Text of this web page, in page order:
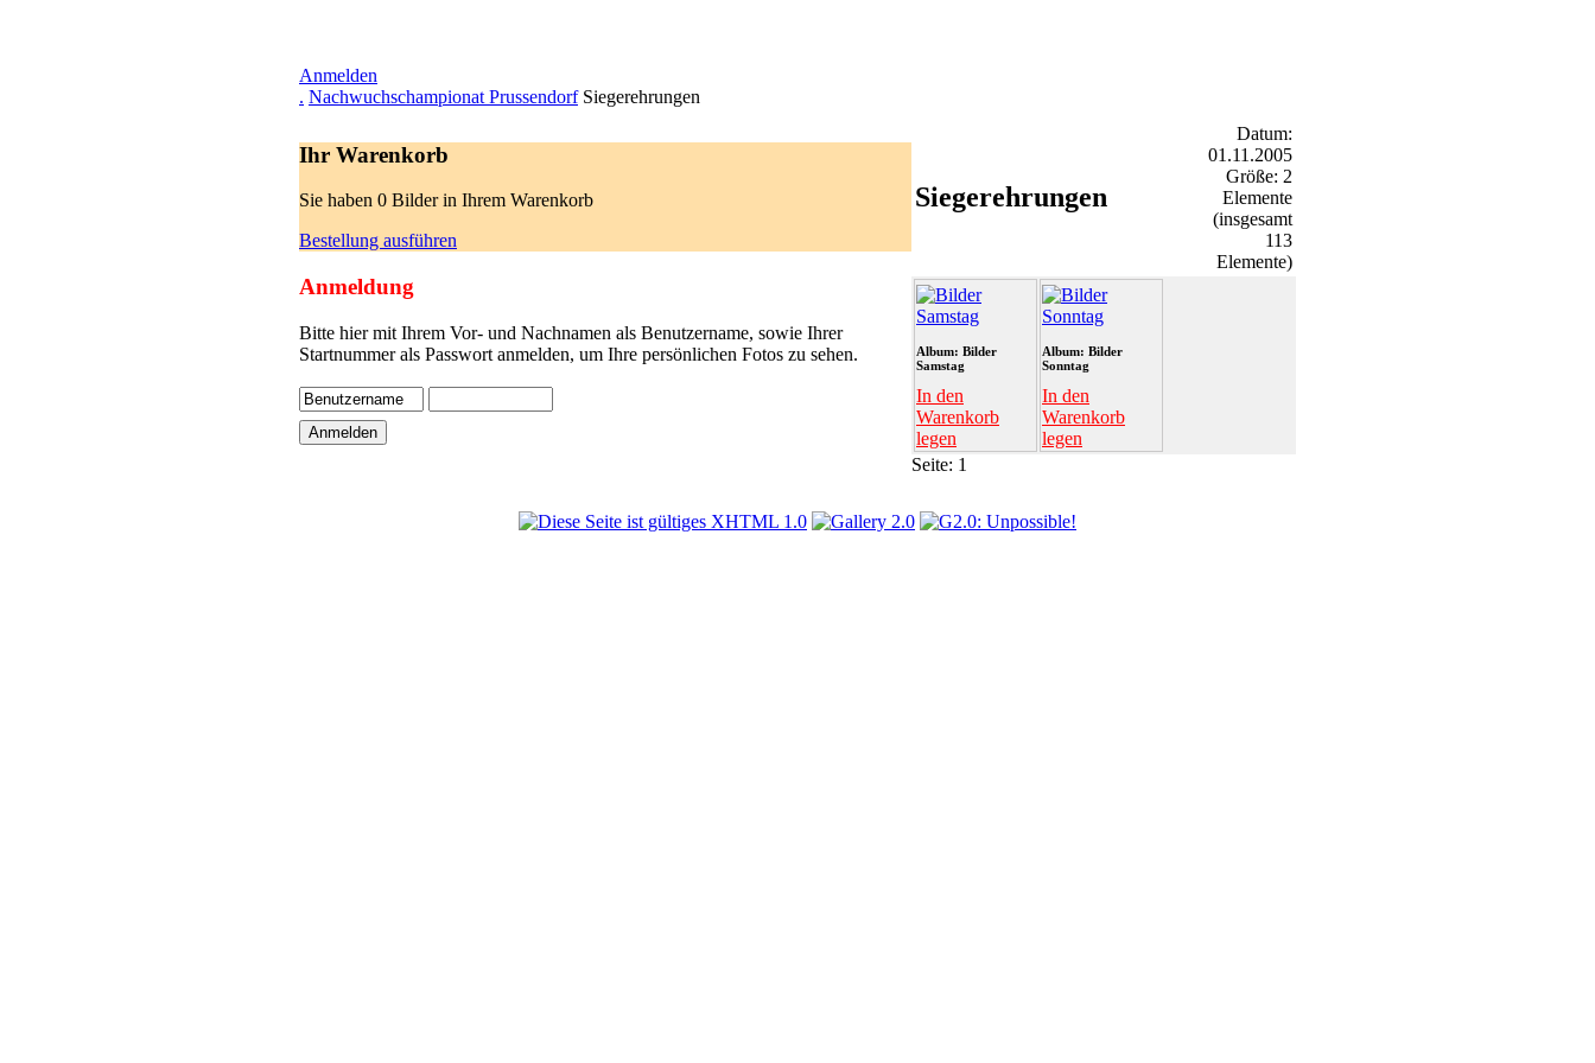
Anmelden
. Nachwuchschampionat Prussendorf Siegerehrungen
Ihr Warenkorb
Sie haben 0 Bilder in Ihrem Warenkorb
Bestellung ausführen
Anmeldung
Bitte hier mit Ihrem Vor- und Nachnamen als Benutzername, sowie Ihrer
Startnummer als Passwort anmelden, um Ihre persönlichen Fotos zu sehen.
Siegerehrungen
Datum:
01.11.2005
Größe: 2
Elemente
(insgesamt
113
Elemente)
Album: Bilder
Samstag
In den
Warenkorb
legen
Album: Bilder
Sonntag
In den
Warenkorb
legen
Seite: 1